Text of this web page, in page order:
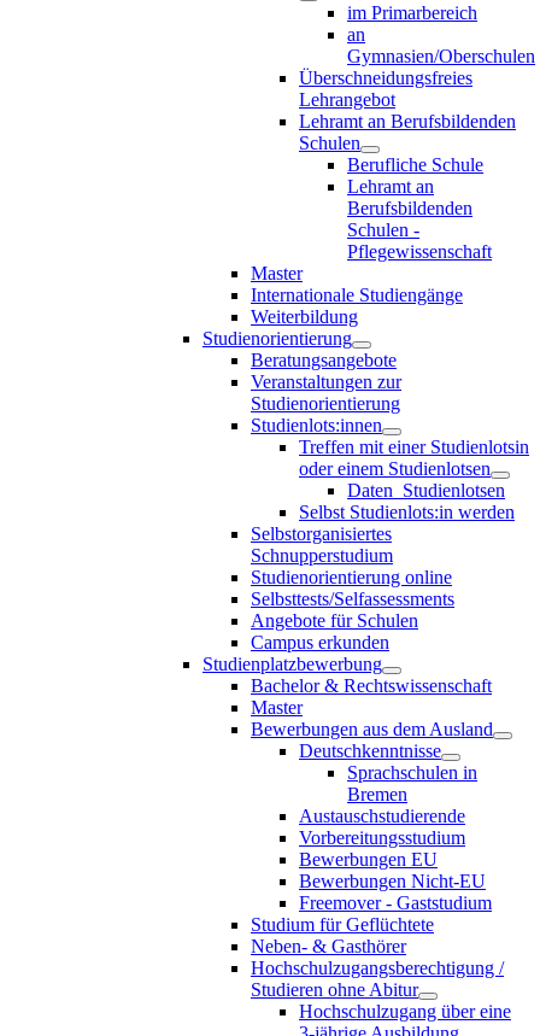
im Primarbereich
an
Gymnasien/Oberschulen
Überschneidungsfreies
Lehrangebot
Lehramt an Berufsbildenden
Schulen
Berufliche Schule
Lehramt an
Berufsbildenden
Schulen -
Pflegewissenschaft
Master
Internationale Studiengänge
Weiterbildung
Studienorientierung
Beratungsangebote
Veranstaltungen zur
Studienorientierung
Studienlots:innen
Treffen mit einer Studienlotsin
oder einem Studienlotsen
Daten_Studienlotsen
Selbst Studienlots:in werden
Selbstorganisiertes
Schnupperstudium
Studienorientierung online
Selbsttests/Selfassessments
Angebote für Schulen
Campus erkunden
Studienplatzbewerbung
Bachelor & Rechtswissenschaft
Master
Bewerbungen aus dem Ausland
Deutschkenntnisse
Sprachschulen in
Bremen
Austauschstudierende
Vorbereitungsstudium
Bewerbungen EU
Bewerbungen Nicht-EU
Freemover - Gaststudium
Studium für Geflüchtete
Neben- & Gasthörer
Hochschulzugangsberechtigung /
Studieren ohne Abitur
Hochschulzugang über eine